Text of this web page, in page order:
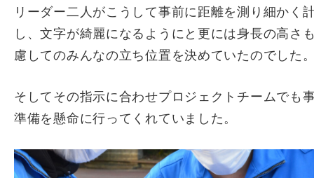
リーダー二人がこうして事前に距離を測り細かく
し、文字が綺麗になるようにと更には身長の高さ
慮してのみんなの立ち位置を決めていたのでした
そしてその指示に合わせプロジェクトチームでも
準備を懸命に行ってくれていました。